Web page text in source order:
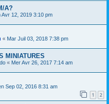
A?
Avr 12, 2019 3:10 pm
« Mar Juil 03, 2018 7:38 pm
MINIATURES
« Mer Avr 26, 2017 7:14 am
Sep 02, 2016 8:31 am
1 2